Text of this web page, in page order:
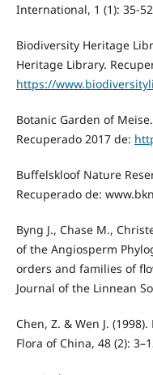
International, 1 (1): 35-
Biodiversity Heritage
Heritage Library.
https://
Botanic Garden of
Recuperado 2017 de:
Buffelskloof Nature
Recuperado de:
Byng J., Chase M.,
of the Angiosperm
orders and families of
Journal of the Linnean
Chen, Z. & Wen J.
Flora of China, 48 (2):